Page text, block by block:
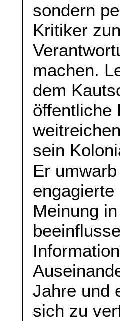
sondern
Kritiker
machen.
dem
öffentliche
sein
Er
Meinung
Jahre und
sich zu